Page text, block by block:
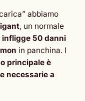
abbiamo
, un normale
infligge 50 danni
in panchina. I
principale è
necessarie a